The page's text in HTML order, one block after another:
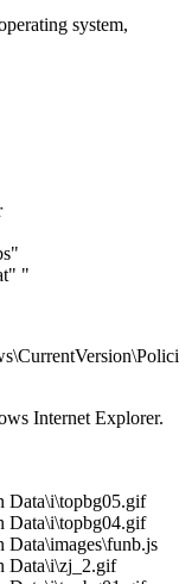
system,
"
Internet Explorer.
Data\i\zj_2.gif